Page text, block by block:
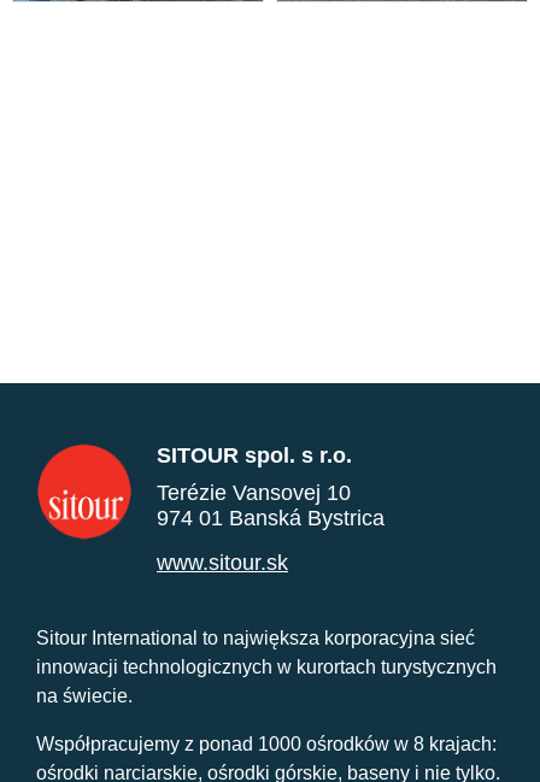
SITOUR spol. s r.o.
Terézie Vansovej 10
974 01 Banská Bystrica
www.sitour.sk
Sitour International to największa korporacyjna sieć
innowacji technologicznych w kurortach turystycznych
na świecie.
Współpracujemy z ponad 1000 ośrodków w 8 krajach:
ośrodki narciarskie, ośrodki górskie, baseny i nie tylko.